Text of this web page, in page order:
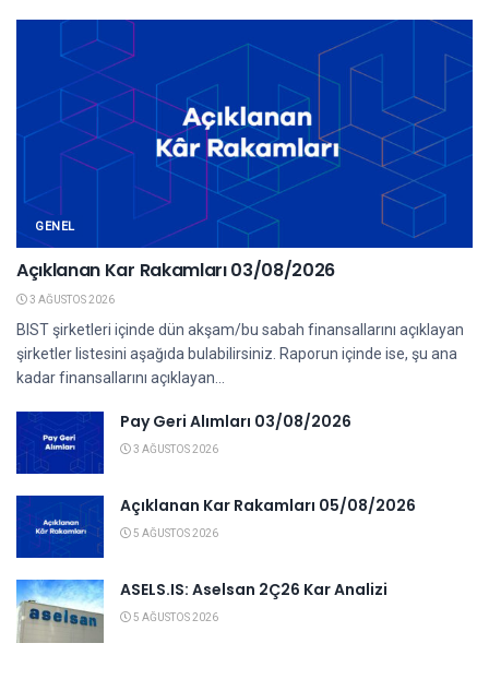
GENEL
Açıklanan Kar Rakamları 03/08/2026
3 AĞUSTOS 2026
BIST şirketleri içinde dün akşam/bu sabah finansallarını açıklayan
şirketler listesini aşağıda bulabilirsiniz. Raporun içinde ise, şu ana
kadar finansallarını açıklayan...
Pay Geri Alımları 03/08/2026
3 AĞUSTOS 2026
Açıklanan Kar Rakamları 05/08/2026
5 AĞUSTOS 2026
ASELS.IS: Aselsan 2Ç26 Kar Analizi
5 AĞUSTOS 2026